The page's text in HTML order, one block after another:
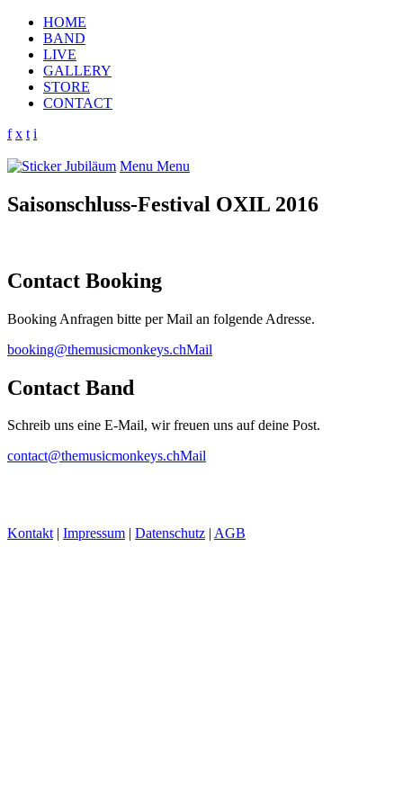
HOME
BAND
LIVE
GALLERY
STORE
CONTACT
f x t i
Menu Menu
Saisonschluss-Festival OXIL 2016
Contact Booking
Booking Anfragen bitte per Mail an folgende Adresse.
booking@themusicmonkeys.chMail
Contact Band
Schreib uns eine E-Mail, wir freuen uns auf deine Post.
contact@themusicmonkeys.chMail
Kontakt | Impressum | Datenschutz | AGB